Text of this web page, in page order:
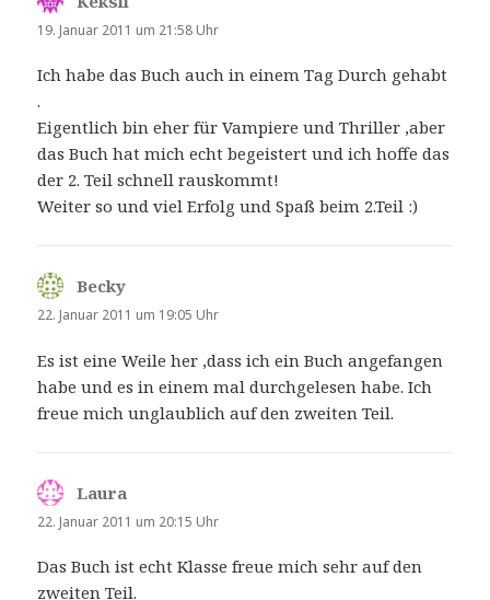
19. Januar 2011 um 21:58 Uhr
Ich habe das Buch auch in einem Tag Durch gehabt
.
Eigentlich bin eher für Vampiere und Thriller ,aber
das Buch hat mich echt begeistert und ich hoffe das
der 2. Teil schnell rauskommt!
Weiter so und viel Erfolg und Spaß beim 2.Teil :)
Becky
22. Januar 2011 um 19:05 Uhr
Es ist eine Weile her ,dass ich ein Buch angefangen
habe und es in einem mal durchgelesen habe. Ich
freue mich unglaublich auf den zweiten Teil.
Laura
22. Januar 2011 um 20:15 Uhr
Das Buch ist echt Klasse freue mich sehr auf den
zweiten Teil.